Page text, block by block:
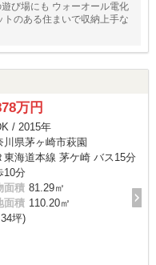
び場にも ウォーオール電化
のある住まいで収納上手な
万円
/ 2015年
川県茅ヶ崎市萩園
東海道本線 茅ケ崎 バス15分
10分
面積 81.29㎡
面積 110.20㎡
坪)